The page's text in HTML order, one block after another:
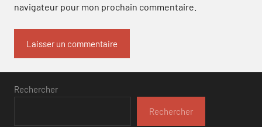
navigateur pour mon prochain commentaire.
Rechercher
Rechercher